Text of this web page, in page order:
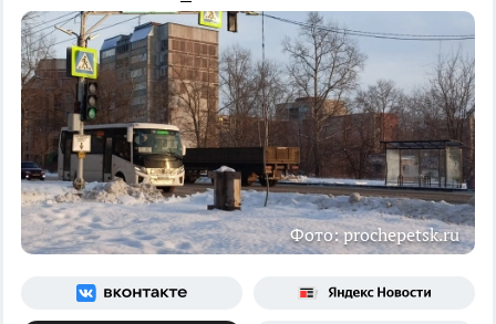
Фото: prochepetsk.ru